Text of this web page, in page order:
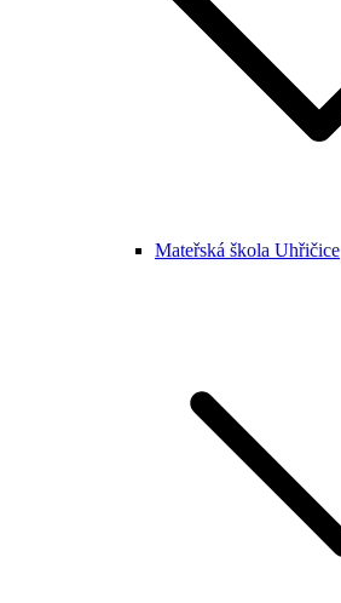
Mateřská škola Uhřičice